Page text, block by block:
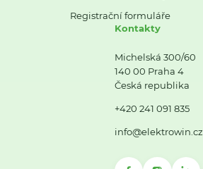
Registrační formuláře
Kontakty
Michelská 300/60
140 00 Praha 4
Česká republika
+420 241 091 835
info@elektrowin.cz